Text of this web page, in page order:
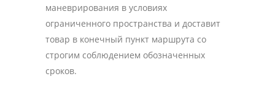
маневрирования в условиях
ограниченного пространства и доставит
товар в конечный пункт маршрута со
строгим соблюдением обозначенных
сроков.